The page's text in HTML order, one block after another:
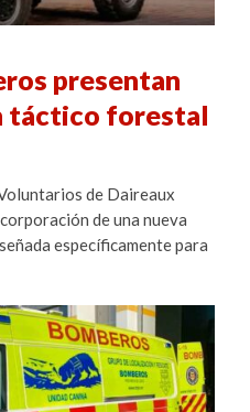
presentan
táctico forestal
de Daireaux
de una nueva
específicamente para